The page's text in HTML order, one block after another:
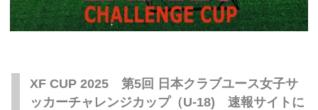
XF CUP 2025 第5回 日本クラブユース女子サ
ッカーチャレンジカップ（U-18) 速報サイトに